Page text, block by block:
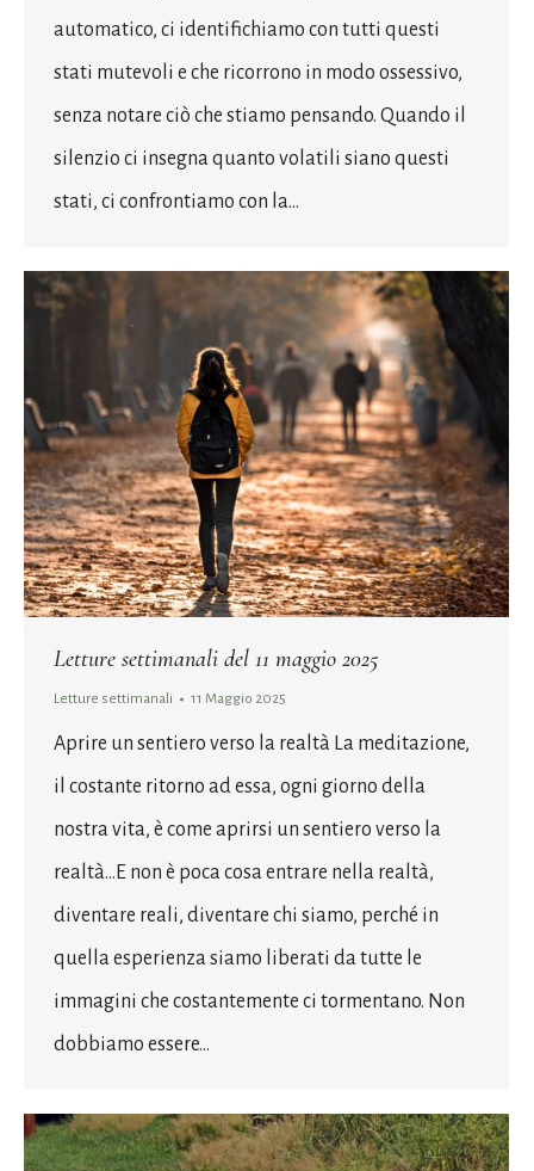
automatico, ci identifichiamo con tutti questi
stati mutevoli e che ricorrono in modo ossessivo,
senza notare ciò che stiamo pensando. Quando il
silenzio ci insegna quanto volatili siano questi
stati, ci confrontiamo con la…
Letture settimanali del 11 maggio 2025
Letture settimanali 11 Maggio 2025
Aprire un sentiero verso la realtà La meditazione,
il costante ritorno ad essa, ogni giorno della
nostra vita, è come aprirsi un sentiero verso la
realtà…E non è poca cosa entrare nella realtà,
diventare reali, diventare chi siamo, perché in
quella esperienza siamo liberati da tutte le
immagini che costantemente ci tormentano. Non
dobbiamo essere…